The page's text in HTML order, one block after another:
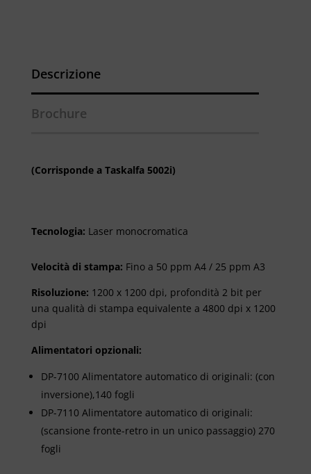
Descrizione
Brochure
(Corrisponde a Taskalfa 5002i)
Tecnologia: Laser monocromatica
Velocità di stampa: Fino a 50 ppm A4 / 25 ppm A3
Risoluzione: 1200 x 1200 dpi, profondità 2 bit per
una qualità di stampa equivalente a 4800 dpi x 1200
dpi
Alimentatori opzionali:
DP-7100 Alimentatore automatico di originali: (con
inversione),140 fogli
DP-7110 Alimentatore automatico di originali:
(scansione fronte-retro in un unico passaggio) 270
fogli